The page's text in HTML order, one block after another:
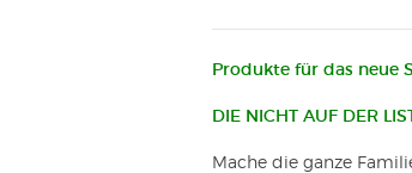
Produkte für das neue
DIE NICHT AUF DER
Mache die ganze